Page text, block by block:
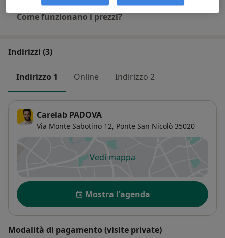
Come funzionano i prezzi?
Indirizzi (3)
Indirizzo 1 Online Indirizzo 2
Carelab PADOVA
Via Monte Sabotino 12, Ponte San Nicolò 35020
Vedi mappasi apre in una nuova scheda
Disponibilità
Mostra l'agenda
Modalità di pagamento (visite private)